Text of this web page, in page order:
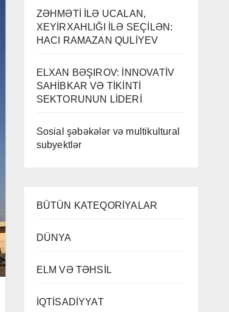
ZƏHMƏTİ İLƏ UCALAN,
XEYİRXAHLIĞI İLƏ SEÇİLƏN:
HACI RAMAZAN QULİYEV
ELXAN BƏŞIROV: İNNOVATİV
SAHİBKAR VƏ TİKİNTİ
SEKTORUNUN LİDERİ
Sosial şəbəkələr və multikultural
subyektlər
BÜTÜN KATEQORİYALAR
DÜNYA
ELM VƏ TƏHSİL
İQTİSADİYYAT